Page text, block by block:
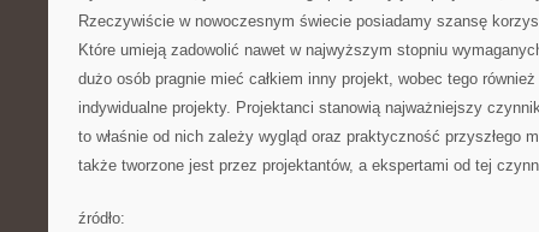
Rzeczywiście w nowoczesnym świecie posiadamy szansę
Które umieją zadowolić nawet w najwyższym stopniu
dużo osób pragnie mieć całkiem inny projekt, wobec tego
indywidualne projekty. Projektanci stanowią najważniejszy
to właśnie od nich zależy wygląd oraz praktyczność przyszłego
także tworzone jest przez projektantów, a ekspertami od tej
źródło: